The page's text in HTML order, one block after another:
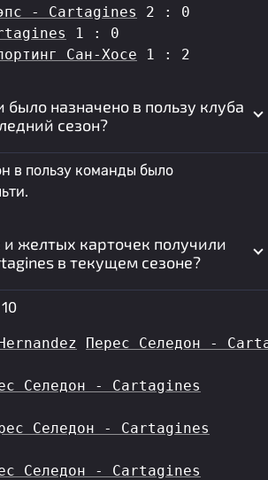
- Cartagines
2 : 0
1 : 0
Сан-Хосе 1 : 2
было назначено в пользу клуба
сезон?
в пользу команды было
и желтых карточек получили
в текущем сезоне?
Перес Селедон -
Селедон - Cartagines
Селедон - Cartagines
Селедон - Cartagines